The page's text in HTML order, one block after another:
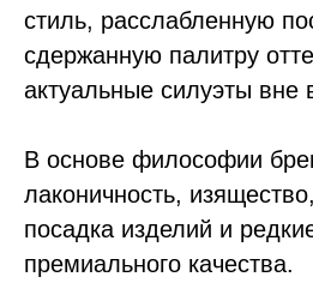
стиль, расслабленную
сдержанную палитру
актуальные силуэты вне
В основе философии
лаконичность,
посадка изделий и
премиального качества.